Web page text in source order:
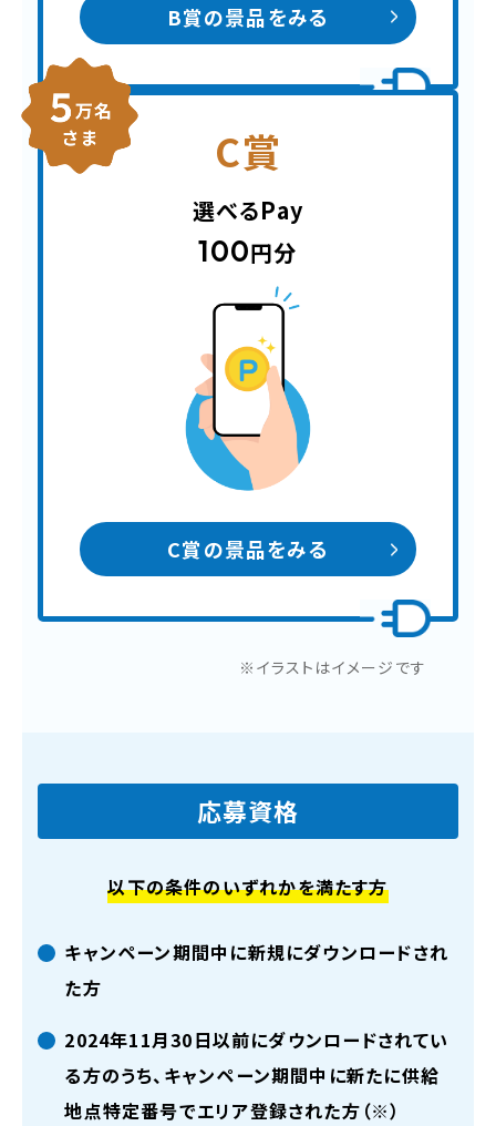
B賞の景品をみる
C賞
選べるPay
100円分
C賞の景品をみる
※イラストはイメージです
応募資格
以下の条件のいずれかを満たす方
キャンペーン期間中に新規にダウンロードされ
た方
2024年11月30日以前にダウンロードされてい
る方のうち、キャンペーン期間中に新たに供給
地点特定番号でエリア登録された方（※）